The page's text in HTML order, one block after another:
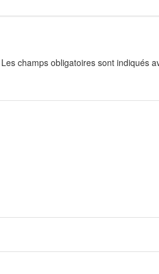
Les champs obligatoires sont indiqués